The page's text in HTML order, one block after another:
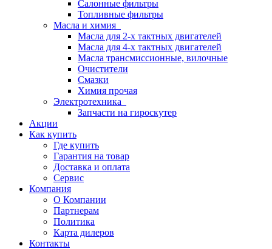
Салонные фильтры
Топливные фильтры
Масла и химия
Масла для 2-х тактных двигателей
Масла для 4-х тактных двигателей
Масла трансмиссионные, вилочные
Очистители
Смазки
Химия прочая
Электротехника
Запчасти на гироскутер
Акции
Как купить
Где купить
Гарантия на товар
Доставка и оплата
Сервис
Компания
О Компании
Партнерам
Политика
Карта дилеров
Контакты